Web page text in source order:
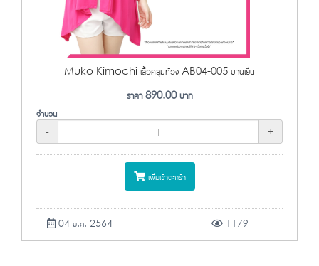
Muko Kimochi เสื้อคลุมท้อง AB04-005 บานเย็น
ราคา890.00บาท
จำนวน
-
+
เพิ่มเข้าตะกร้า
04 ม.ค. 2564 1179